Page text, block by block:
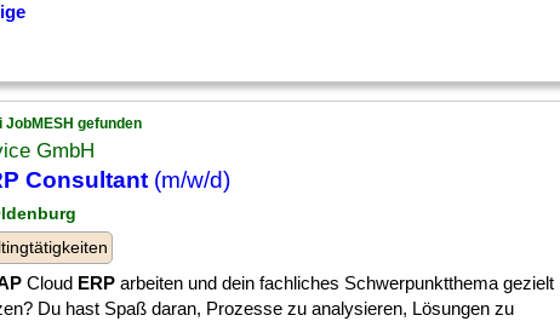
JobMESH gefunden
GmbH
Consultant (m/w/d)
Cloud ERP arbeiten und dein fachliches Schwerpunktthema gezielt
Du hast Spaß daran, Prozesse zu analysieren, Lösungen zu